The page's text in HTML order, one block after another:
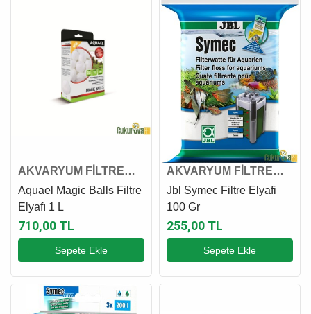
AKVARYUM FİLTRE
ELYAFI
Aquael Magic Balls Filtre
Elyafı 1 L
710,00 TL
Sepete Ekle
AKVARYUM FİLTRE
ELYAFI
Jbl Symec Filtre Elyafi
100 Gr
255,00 TL
Sepete Ekle